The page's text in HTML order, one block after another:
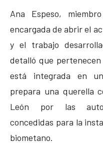
Ana Espeso,
encargada de abrir el
y el trabajo
detalló que
está integrada en
prepara una querella
León por las
concedidas para la
biometano.